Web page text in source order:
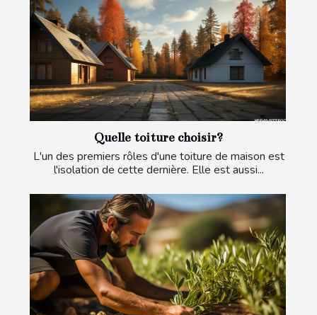
Quelle toiture choisir?
L'un des premiers rôles d'une toiture de maison est
l'isolation de cette dernière. Elle est aussi...